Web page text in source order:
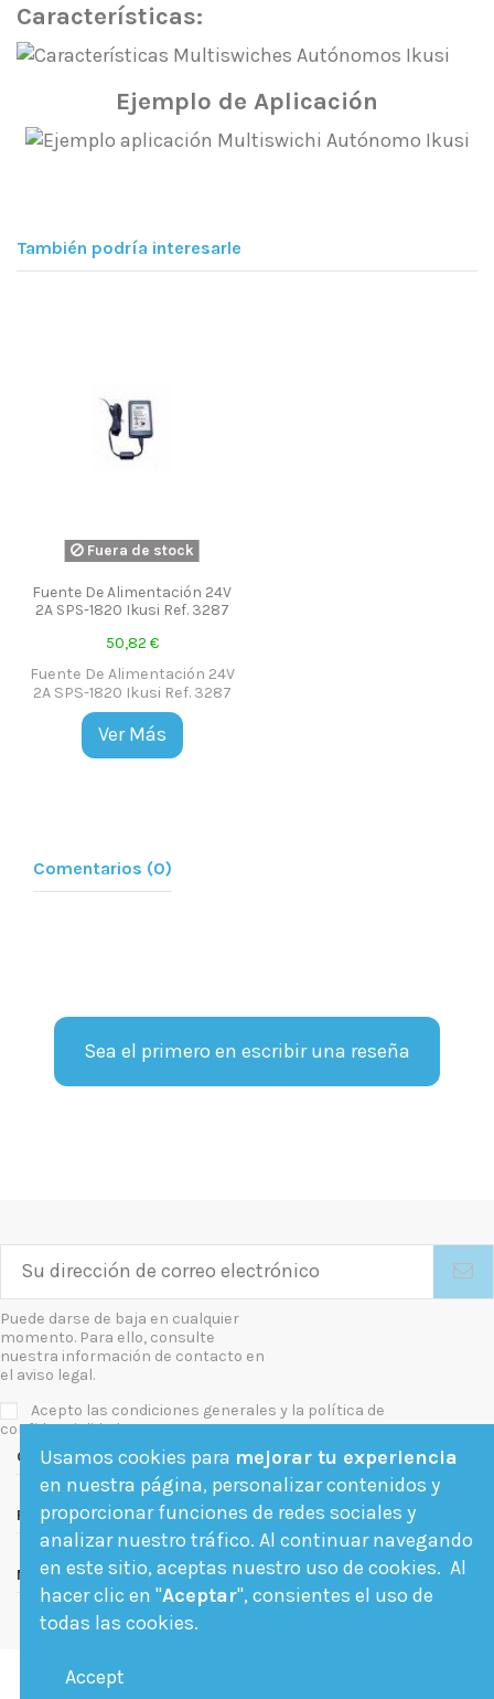
Características:
Ejemplo de Aplicación
También podría interesarle
Fuera de stock
Fuente De Alimentación 24V
2A SPS-1820 Ikusi Ref. 3287
50,82 €
Fuente De Alimentación 24V
2A SPS-1820 Ikusi Ref. 3287
Ver Más
Comentarios (0)
Sea el primero en escribir una reseña
Puede darse de baja en cualquier
momento. Para ello, consulte
nuestra información de contacto en
el aviso legal.
Acepto las condiciones generales y la política de
confidencialidad
Contact us
Follow us
Newsletter
Usamos cookies para mejorar tu experiencia
en nuestra página, personalizar contenidos y
proporcionar funciones de redes sociales y
analizar nuestro tráfico. Al continuar navegando
en este sitio, aceptas nuestro uso de cookies. Al
hacer clic en "Aceptar", consientes el uso de
todas las cookies.
Accept